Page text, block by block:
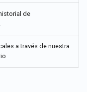
de
a través de nuestra